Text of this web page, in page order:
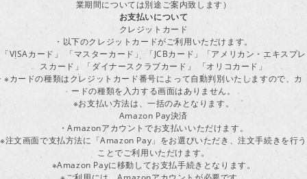
業期間については別途ご案内致します）
お支払いについて
クレジットカード
・以下のクレジットカードがご利用いただけます。
「VISAカード」 「マスターカード」 「JCBカード」「アメリカン・エキスプレ
スカード」「ダイナースクラブカード」 「オリコカード」
※カードの種類はクレジットカード番号によって自動判別いたしますので、カ
ードの種類を入力する画面はありません。
※お支払い方法は、一括のみとなります。
Amazon Pay決済
・Amazonアカウントでお支払いいただけます。
※注文画面で支払方法に「Amazon Pay」をお選びいただき、注文手続きを行う
ことでご利用いただけます。
※Amazon Payに移動してお支払手続きとなります。